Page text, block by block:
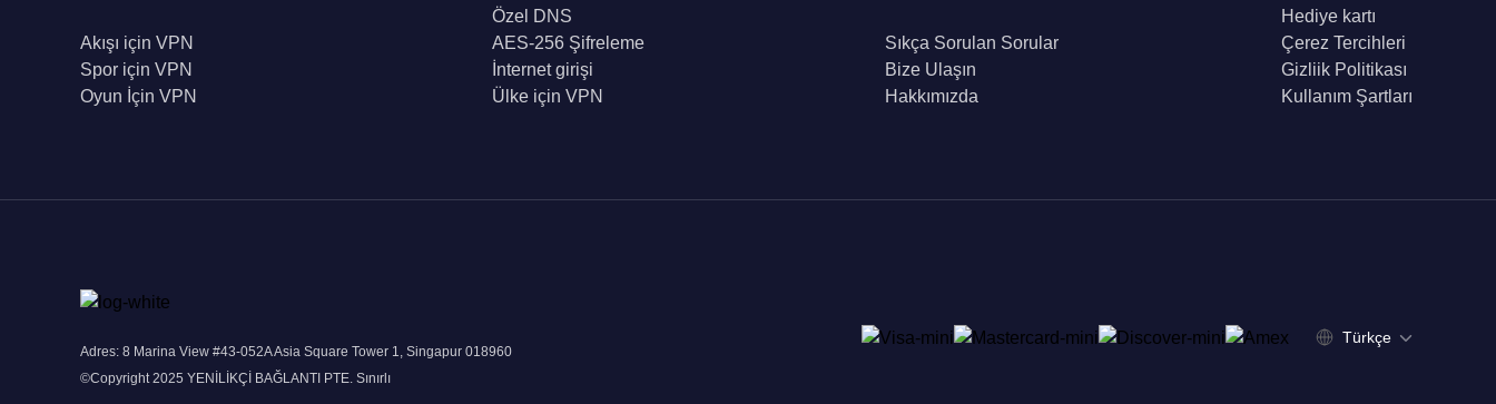
Akışı için VPN
Spor için VPN
Oyun İçin VPN
Özel DNS
AES-256 Şifreleme
İnternet girişi
Ülke için VPN
Sıkça Sorulan Sorular
Bize Ulaşın
Hakkımızda
Hediye kartı
Çerez Tercihleri
Gizliik Politikası
Kullanım Şartları
Adres: 8 Marina View #43-052A Asia Square Tower 1, Singapur 018960
©Copyright 2025 YENİLİKÇİ BAĞLANTI PTE. Sınırlı
Türkçe